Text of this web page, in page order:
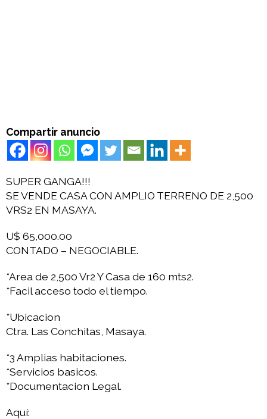
Compartir anuncio
SUPER GANGA!!!
SE VENDE CASA CON AMPLIO TERRENO DE 2,500
VRS2 EN MASAYA.
U$ 65,000.00
CONTADO – NEGOCIABLE.
*Area de 2,500 Vr2 Y Casa de 160 mts2.
*Facil acceso todo el tiempo.
*Ubicacion
Ctra. Las Conchitas, Masaya.
*3 Amplias habitaciones.
*Servicios basicos.
*Documentacion Legal.
Aquí: